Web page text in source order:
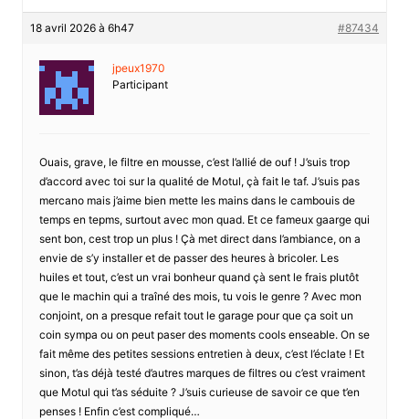
18 avril 2026 à 6h47 #87434
jpeux1970
Participant
Ouais, grave, le filtre en mousse, c’est l’allié de ouf ! J’suis trop
d’accord avec toi sur la qualité de Motul, çà fait le taf. J’suis pas
mercano mais j’aime bien mette les mains dans le cambouis de
temps en tepms, surtout avec mon quad. Et ce fameux gaarge qui
sent bon, cest trop un plus ! Çà met direct dans l’ambiance, on a
envie de s’y installer et de passer des heures à bricoler. Les
huiles et tout, c’est un vrai bonheur quand çà sent le frais plutôt
que le machin qui a traîné des mois, tu vois le genre ? Avec mon
conjoint, on a presque refait tout le garage pour que ça soit un
coin sympa ou on peut paser des moments cools enseable. On se
fait même des petites sessions entretien à deux, c’est l’éclate ! Et
sinon, t’as déjà testé d’autres marques de filtres ou c’est vraiment
que Motul qui t’as séduite ? J’suis curieuse de savoir ce que t’en
penses ! Enfin c’est compliqué…